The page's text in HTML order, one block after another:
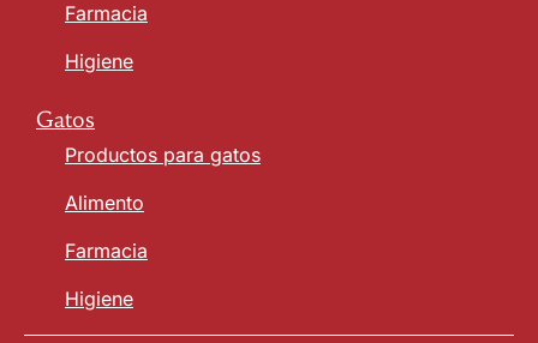
Farmacia
Higiene
Gatos
Productos para gatos
Alimento
Farmacia
Higiene